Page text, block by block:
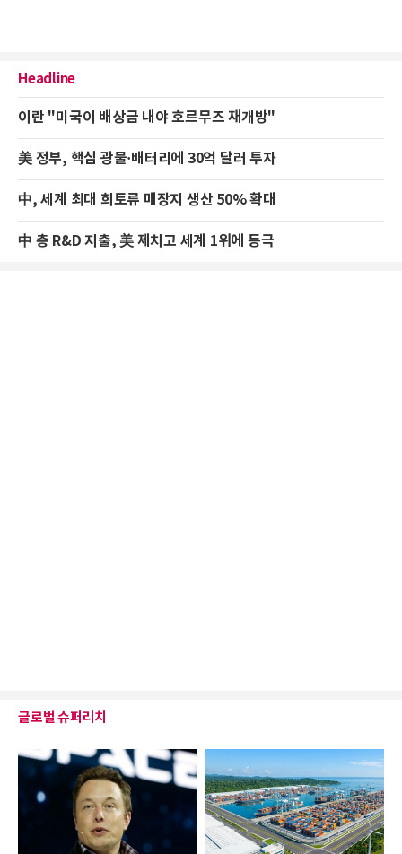
Headline
이란 "미국이 배상금 내야 호르무즈 재개방"
美 정부, 핵심 광물·배터리에 30억 달러 투자
中, 세계 최대 희토류 매장지 생산 50% 확대
中 총 R&D 지출, 美 제치고 세계 1위에 등극
글로벌 슈퍼리치